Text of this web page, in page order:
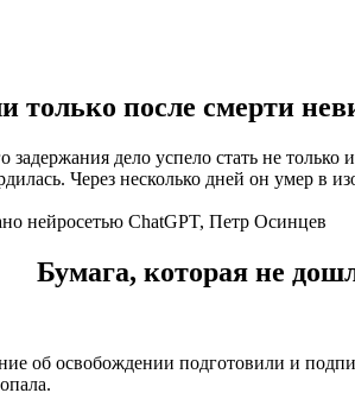
только после смерти
дело успело стать не
Через несколько дней он умер в
нейросетью ChatGPT, Петр Осинцев
Бумага, которая не
об освобождении подготовили и